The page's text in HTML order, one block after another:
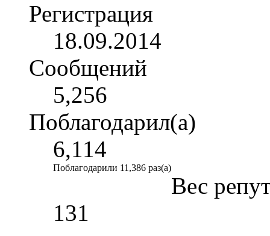
Регистрация
18.09.2014
Сообщений
5,256
Поблагодарил(а)
6,114
Поблагодарили 11,386 раз(а)
Вес
131